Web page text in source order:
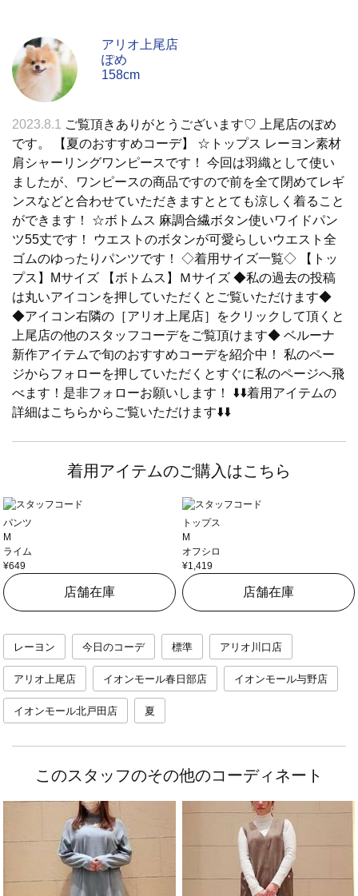
アリオ上尾店
ぽめ
158cm
2023.8.1
ご覧頂きありがとうございます♡ 上尾店のぽめ
です。 【夏のおすすめコーデ】 ☆トップス レーヨン素材
肩シャーリングワンピースです！ 今回は羽織として使い
ましたが、ワンピースの商品ですので前を全て閉めてレギ
ンスなどと合わせていただきますととても涼しく着ること
ができます！ ☆ボトムス 麻調合繊ボタン使いワイドパン
ツ55丈です！ ウエストのボタンが可愛らしいウエスト全
ゴムのゆったりパンツです！ ◇着用サイズ一覧◇ 【トッ
プス】Mサイズ 【ボトムス】Ｍサイズ ◆私の過去の投稿
は丸いアイコンを押していただくとご覧いただけます◆
◆アイコン右隣の［アリオ上尾店］をクリックして頂くと
上尾店の他のスタッフコーデをご覧頂けます◆ ベルーナ
新作アイテムで旬のおすすめコーデを紹介中！ 私のペー
ジからフォローを押していただくとすぐに私のページへ飛
べます！是非フォローお願いします！ ⬇️⬇️着用アイテムの
詳細はこちらからご覧いただけます⬇️⬇️
着用アイテムのご購入はこちら
パンツ
M
ライム
¥649
店舗在庫
トップス
M
オフシロ
¥1,419
店舗在庫
レーヨン 今日のコーデ 標準 アリオ川口店
アリオ上尾店 イオンモール春日部店 イオンモール与野店
イオンモール北戸田店 夏
このスタッフのその他のコーディネート